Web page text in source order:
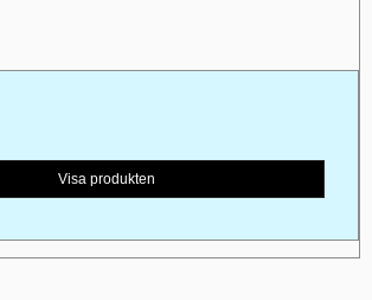
Visa produkten